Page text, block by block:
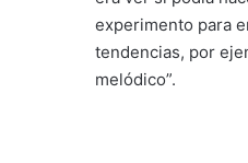
experimento para
tendencias, por
melódico”.